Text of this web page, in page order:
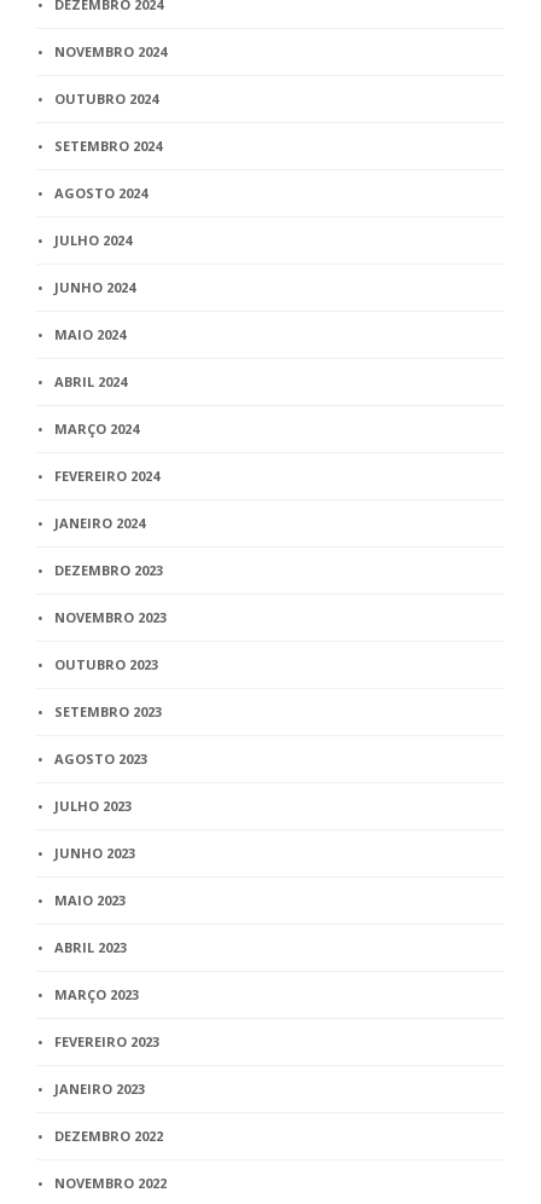
DEZEMBRO 2024
NOVEMBRO 2024
OUTUBRO 2024
SETEMBRO 2024
AGOSTO 2024
JULHO 2024
JUNHO 2024
MAIO 2024
ABRIL 2024
MARÇO 2024
FEVEREIRO 2024
JANEIRO 2024
DEZEMBRO 2023
NOVEMBRO 2023
OUTUBRO 2023
SETEMBRO 2023
AGOSTO 2023
JULHO 2023
JUNHO 2023
MAIO 2023
ABRIL 2023
MARÇO 2023
FEVEREIRO 2023
JANEIRO 2023
DEZEMBRO 2022
NOVEMBRO 2022